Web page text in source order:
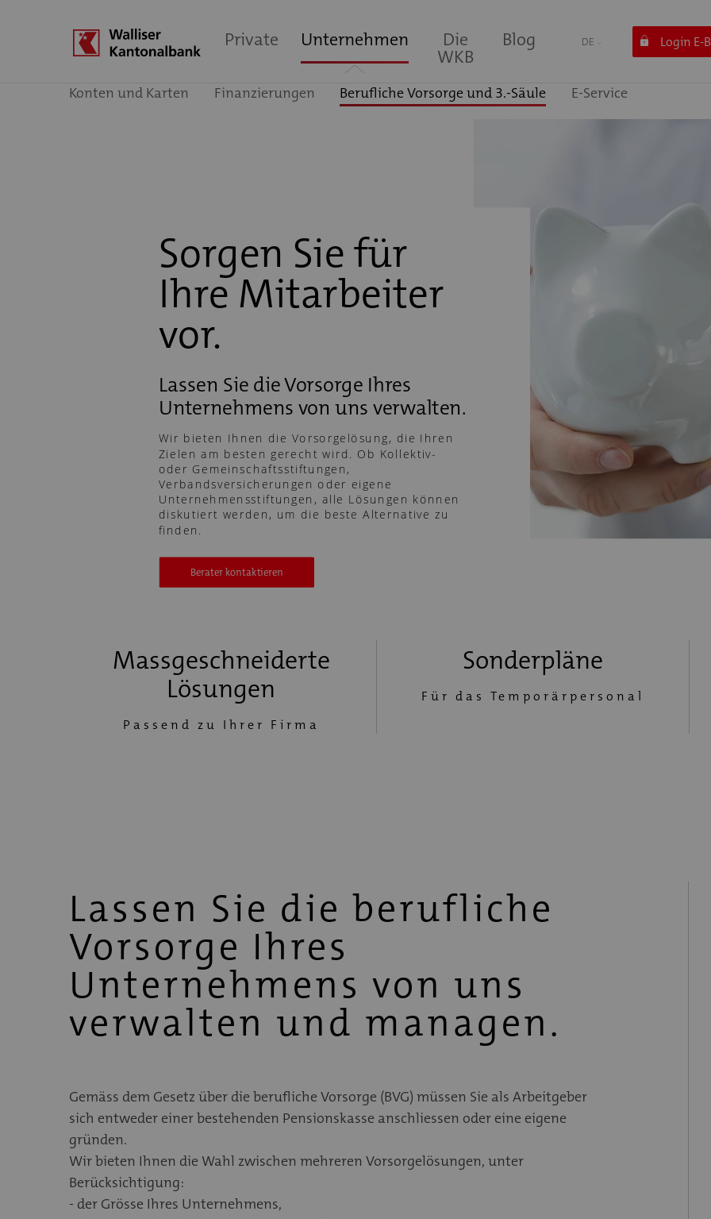
Private Unternehmen
Konten und Karten Finanzierungen Berufliche Vorsorge und 3.-Säule E-Service
Die
WKB
Blog DE Login E-
Sorgen Sie für
Ihre Mitarbeiter
vor.
Lassen Sie die Vorsorge Ihres
Unternehmens von uns verwalten.
Wir bieten Ihnen die Vorsorgelösung, die Ihren
Zielen am besten gerecht wird. Ob Kollektiv-
oder Gemeinschaftsstiftungen,
Verbandsversicherungen oder eigene
Unternehmensstiftungen, alle Lösungen können
diskutiert werden, um die beste Alternative zu
finden.
Berater kontaktieren
Massgeschneiderte
Lösungen
Passend zu Ihrer Firma
Sonderpläne
Für das Temporärpersonal
Lassen Sie die berufliche
Vorsorge Ihres
Unternehmens von uns
verwalten und managen.
Gemäss dem Gesetz über die berufliche Vorsorge (BVG) müssen Sie als Arbeitgeber
sich entweder einer bestehenden Pensionskasse anschliessen oder eine eigene
gründen.
Wir bieten Ihnen die Wahl zwischen mehreren Vorsorgelösungen, unter
Berücksichtigung:
- der Grösse Ihres Unternehmens,